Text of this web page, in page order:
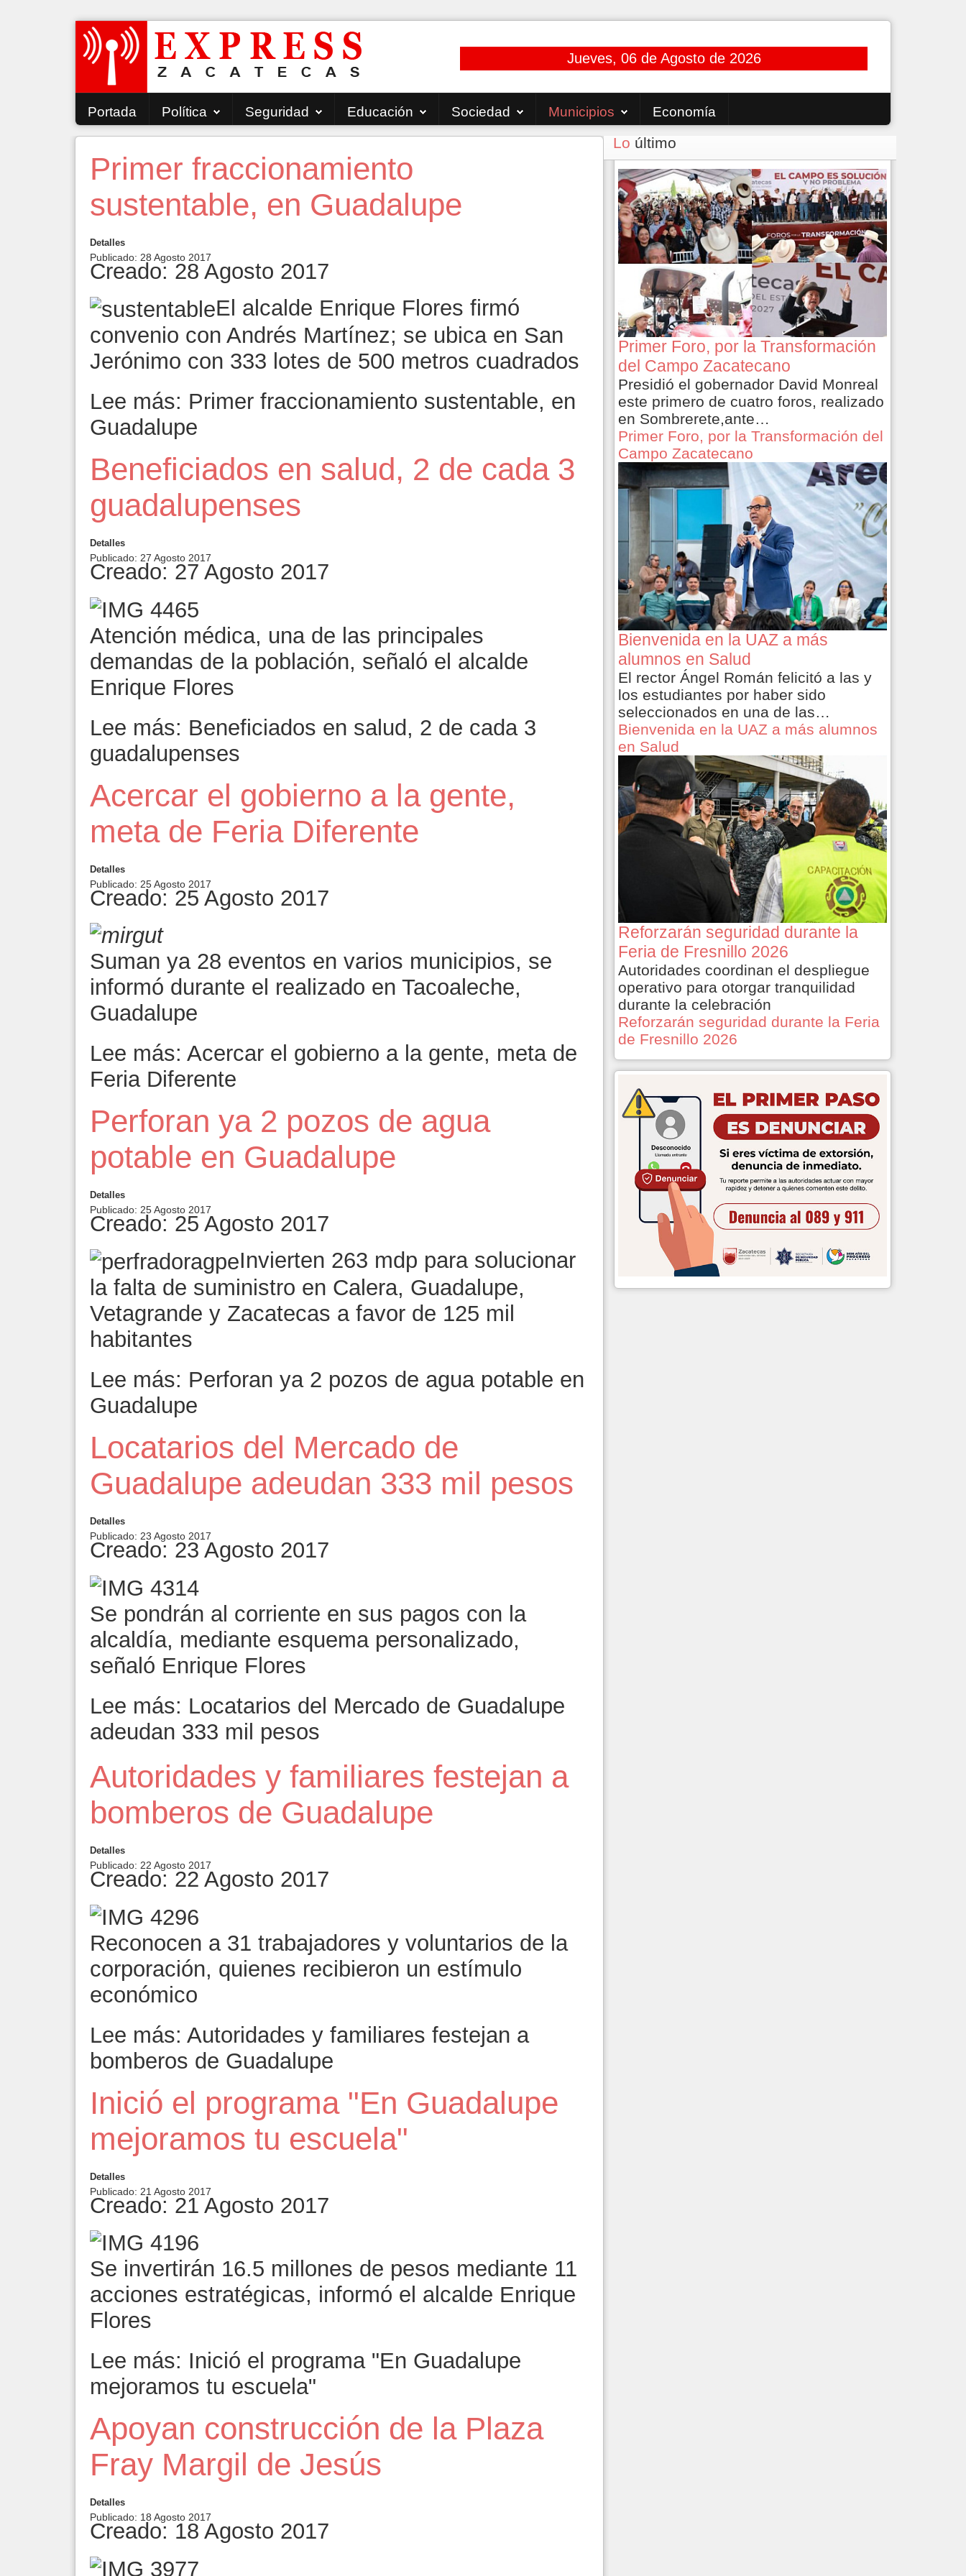
Jueves, 06 de Agosto de 2026
Portada Política Seguridad Educación Sociedad Municipios Economía
Primer fraccionamiento
sustentable, en Guadalupe
Detalles
Publicado: 28 Agosto 2017
Creado: 28 Agosto 2017
El alcalde Enrique Flores firmó
convenio con Andrés Martínez; se ubica en San
Jerónimo con 333 lotes de 500 metros cuadrados
Lee más: Primer fraccionamiento sustentable, en
Guadalupe
Beneficiados en salud, 2 de cada 3
guadalupenses
Detalles
Publicado: 27 Agosto 2017
Creado: 27 Agosto 2017
Atención médica, una de las principales
demandas de la población, señaló el alcalde
Enrique Flores
Lee más: Beneficiados en salud, 2 de cada 3
guadalupenses
Acercar el gobierno a la gente,
meta de Feria Diferente
Detalles
Publicado: 25 Agosto 2017
Creado: 25 Agosto 2017
Suman ya 28 eventos en varios municipios, se
informó durante el realizado en Tacoaleche,
Guadalupe
Lee más: Acercar el gobierno a la gente, meta de
Feria Diferente
Perforan ya 2 pozos de agua
potable en Guadalupe
Detalles
Publicado: 25 Agosto 2017
Creado: 25 Agosto 2017
Invierten 263 mdp para solucionar
la falta de suministro en Calera, Guadalupe,
Vetagrande y Zacatecas a favor de 125 mil
habitantes
Lee más: Perforan ya 2 pozos de agua potable en
Guadalupe
Locatarios del Mercado de
Guadalupe adeudan 333 mil pesos
Detalles
Publicado: 23 Agosto 2017
Creado: 23 Agosto 2017
Se pondrán al corriente en sus pagos con la
alcaldía, mediante esquema personalizado,
señaló Enrique Flores
Lee más: Locatarios del Mercado de Guadalupe
adeudan 333 mil pesos
Autoridades y familiares festejan a
bomberos de Guadalupe
Detalles
Publicado: 22 Agosto 2017
Creado: 22 Agosto 2017
Reconocen a 31 trabajadores y voluntarios de la
corporación, quienes recibieron un estímulo
económico
Lee más: Autoridades y familiares festejan a
bomberos de Guadalupe
Inició el programa "En Guadalupe
mejoramos tu escuela"
Detalles
Publicado: 21 Agosto 2017
Creado: 21 Agosto 2017
Se invertirán 16.5 millones de pesos mediante 11
acciones estratégicas, informó el alcalde Enrique
Flores
Lee más: Inició el programa "En Guadalupe
mejoramos tu escuela"
Apoyan construcción de la Plaza
Fray Margil de Jesús
Detalles
Publicado: 18 Agosto 2017
Creado: 18 Agosto 2017
Lo último
Primer Foro, por la Transformación
del Campo Zacatecano
Presidió el gobernador David Monreal
este primero de cuatro foros, realizado
en Sombrerete,ante…
Primer Foro, por la Transformación del
Campo Zacatecano
Bienvenida en la UAZ a más
alumnos en Salud
El rector Ángel Román felicitó a las y
los estudiantes por haber sido
seleccionados en una de las…
Bienvenida en la UAZ a más alumnos
en Salud
Reforzarán seguridad durante la
Feria de Fresnillo 2026
Autoridades coordinan el despliegue
operativo para otorgar tranquilidad
durante la celebración
Reforzarán seguridad durante la Feria
de Fresnillo 2026